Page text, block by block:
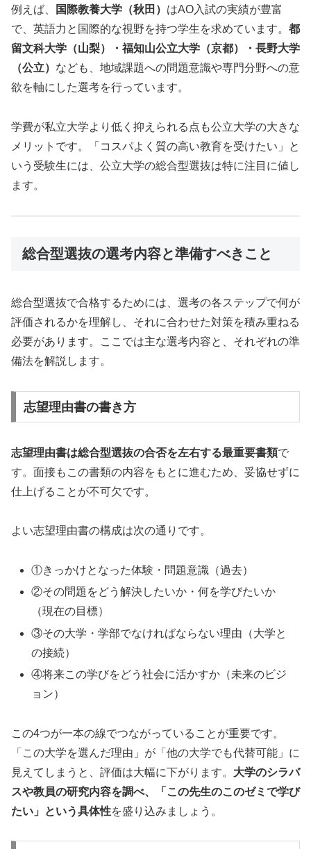
例えば、 国際教養大学（秋田） はAO入試の実績が豊富
で、英語力と国際的な視野を持つ学生を求めています。 都
留文科大学（山梨）・福知山公立大学（京都）・長野大学
（公立） なども、地域課題への問題意識や専門分野への意
欲を軸にした選考を行っています。
学費が私立大学より低く抑えられる点も公立大学の大きな
メリットです。「コスパよく質の高い教育を受けたい」と
いう受験生には、公立大学の総合型選抜は特に注目に値し
ます。
総合型選抜の選考内容と準備すべきこと
総合型選抜で合格するためには、選考の各ステップで何が
評価されるかを理解し、それに合わせた対策を積み重ねる
必要があります。ここでは主な選考内容と、それぞれの準
備法を解説します。
志望理由書の書き方
志望理由書は総合型選抜の合否を左右する最重要書類で
す。面接もこの書類の内容をもとに進むため、妥協せずに
仕上げることが不可欠です。
よい志望理由書の構成は次の通りです。
①きっかけとなった体験・問題意識（過去）
②その問題をどう解決したいか・何を学びたいか
（現在の目標）
③その大学・学部でなければならない理由（大学と
の接続）
④将来この学びをどう社会に活かすか（未来のビジ
ョン）
この4つが一本の線でつながっていることが重要です。
「この大学を選んだ理由」が「他の大学でも代替可能」に
見えてしまうと、評価は大幅に下がります。 大学のシラバ
スや教員の研究内容を調べ、「この先生のこのゼミで学び
たい」という具体性を盛り込みましょう。